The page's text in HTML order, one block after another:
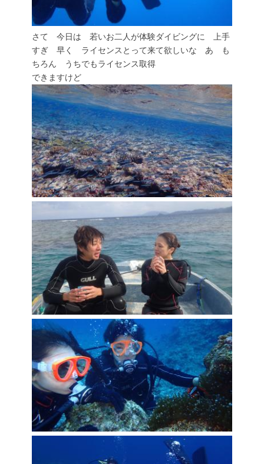
さて 今日は 若いお二人が体験ダイビングに 上手
すぎ 早く ライセンスとって来て欲しいな あ も
ちろん うちでもライセンス取得
できますけど